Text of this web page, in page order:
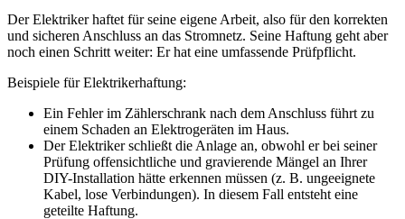
Der Elektriker haftet für seine eigene Arbeit, also für den korrekten
und sicheren Anschluss an das Stromnetz. Seine Haftung geht aber
noch einen Schritt weiter: Er hat eine umfassende Prüfpflicht.
Beispiele für Elektrikerhaftung:
Ein Fehler im Zählerschrank nach dem Anschluss führt zu
einem Schaden an Elektrogeräten im Haus.
Der Elektriker schließt die Anlage an, obwohl er bei seiner
Prüfung offensichtliche und gravierende Mängel an Ihrer
DIY-Installation hätte erkennen müssen (z. B. ungeeignete
Kabel, lose Verbindungen). In diesem Fall entsteht eine
geteilte Haftung.